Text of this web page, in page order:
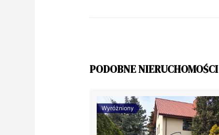
PODOBNE NIERUCHOMOŚCI
Wyróżniony